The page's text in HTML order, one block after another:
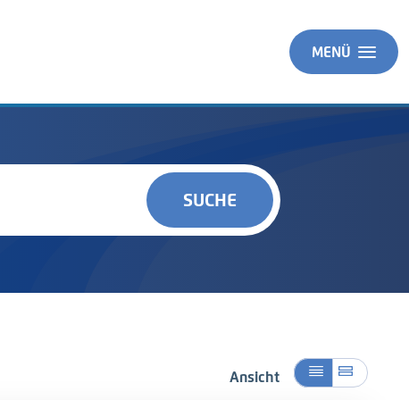
MENÜ
SUCHE
Ansicht